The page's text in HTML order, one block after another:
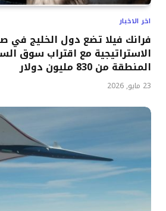
اخر الاخبار
فرانك فيلا تضع دول الخليج في
الاستراتيجية مع اقتراب سوق
المنطقة من 830 مليون دولار
23 مايو, 2026